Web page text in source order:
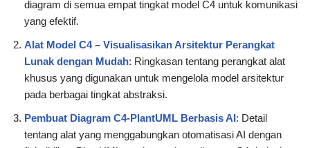
diagram di semua empat tingkat model C4 untuk komunikasi
yang efektif.
Alat Model C4 – Visualisasikan Arsitektur Perangkat
Lunak dengan Mudah: Ringkasan tentang perangkat alat
khusus yang digunakan untuk mengelola model arsitektur
pada berbagai tingkat abstraksi.
Pembuat Diagram C4-PlantUML Berbasis AI: Detail
tentang alat yang menggabungkan otomatisasi AI dengan